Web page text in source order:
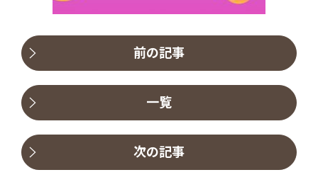
前の記事
一覧
次の記事